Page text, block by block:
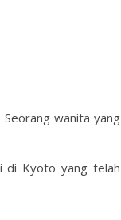
wanita yang
di Kyoto yang telah